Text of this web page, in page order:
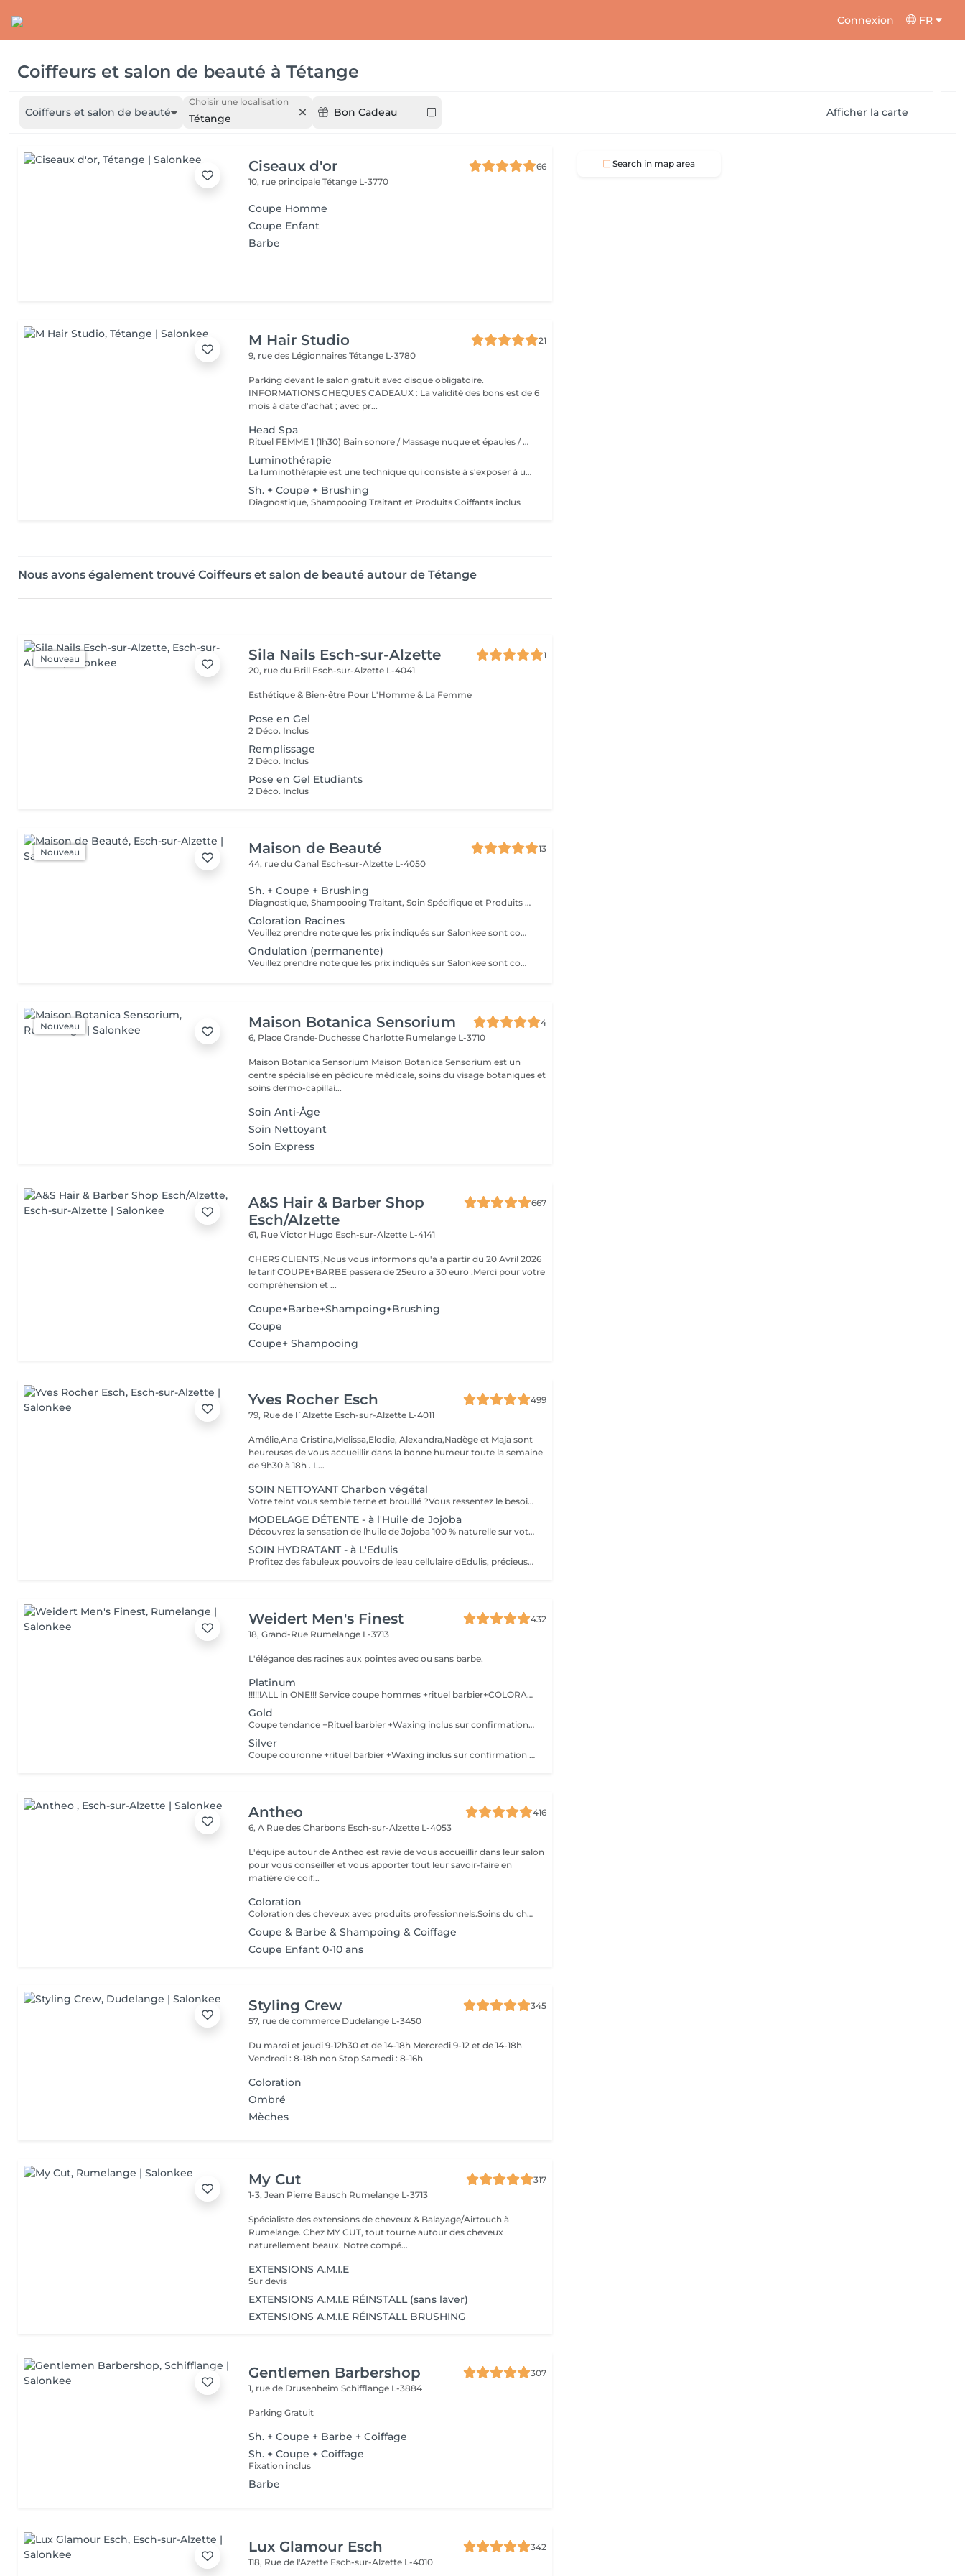
Connexion FR
Coiffeurs et salon de beauté à Tétange
Coiffeurs et salon de beauté
Choisir une localisation
Tétange Bon Cadeau Afficher la carte
Ciseaux d'or
66
10, rue principaleTétange L-3770
Coupe Homme
Coupe Enfant
Barbe
M Hair Studio
21
9, rue des LégionnairesTétange L-3780
Parking devant le salon gratuit avec disque obligatoire.
INFORMATIONS CHEQUES CADEAUX : La validité des bons est de 6
mois à date d'achat ; avec pr...
Head Spa
Rituel FEMME 1 (1h30) Bain sonore / Massage nuque et épaules / Massage cuir chevelu (avec outils) / Gommage cuir chevelu / Cascade d'eau / Shampooing / Soin / masque / Bain / vapeur / Séchage Rituel FEMME 2 (2h00) Bain sonore / Points de pression avec pochons (aux herbes aromatiques) / Soin visage (nettoyage, gommage, masque en tissu hydratant, crème de jour) / Massage buste et épaules / Massage visage / masque quartz rose / Massage cuir chevelu (avec outils) / Gommage cuir chevelu / Cascade d'eau / Shampooing / Soin / masque / Bain vapeur aromathérapie / Détente bras, mains / Luminothérapie* / Séchage Rituel HOMME (1h15) Bain sonore / Massage visage, nuque et épaules / Massage cuir chevelu (avec outils) / Gommage cuir chevelu / Cascade d'eau / Shampooing / Bain vapeur aromathérapie / Lotion tonique énergisante / Séchage
Luminothérapie
La luminothérapie est une technique qui consiste à s'exposer à une lumière artificielle dont les qualités seraient aussi proches que possible de celles du soleil. Les bienfaits La luminothérapie capillaire traite les troubles liés aux dérèglements de l'horloge biologique, comme la dépression saisonnière. Elle stimule la croissance des cheveux, freine leur chute et améliore la circulation sanguine, favorisant ainsi leur repousse et leur densité.
Sh. + Coupe + Brushing
Diagnostique, Shampooing Traitant et Produits Coiffants inclus
Nous avons également trouvé Coiffeurs et salon de beauté autour de Tétange
Nouveau Sila Nails Esch-sur-Alzette
1
20, rue du Brill Esch-sur-Alzette L-4041
Esthétique & Bien-être Pour L'Homme & La Femme
Pose en Gel
2 Déco. Inclus
Remplissage
2 Déco. Inclus
Pose en Gel Etudiants
2 Déco. Inclus
Nouveau Maison de Beauté
13
44, rue du Canal Esch-sur-Alzette L-4050
Sh. + Coupe + Brushing
Diagnostique, Shampooing Traitant, Soin Spécifique et Produits Coiffants inclus
Coloration Racines
Veuillez prendre note que les prix indiqués sur Salonkee sont communiqués à titre informatif et s'entendent de base. Ces derniers sont susceptibles de varier selon le diagnostic réalisé à votre arrivée au salon et l'expertise du professionnel à qui vous confiez votre beauté. Dans tous les cas, un devis précis vous sera proposé et toutes réalisations de prestations seront effectuées avec votre accord. Un grand merci d'avance pour votre compréhension. Au plaisir de vous recevoir très vite.
Ondulation (permanente)
Veuillez prendre note que les prix indiqués sur Salonkee sont communiqués à titre informatif et s'entendent de base. Ces derniers sont susceptibles de varier selon le diagnostic réalisé à votre arrivée au salon et l'expertise du professionnel à qui vous confiez votre beauté. Dans tous les cas, un devis précis vous sera proposé et toutes réalisations de prestations seront effectuées avec votre accord. Un grand merci d'avance pour votre compréhension. Au plaisir de vous recevoir très vite.
Nouveau Maison Botanica Sensorium
4
6, Place Grande-Duchesse Charlotte Rumelange L-3710
Maison Botanica Sensorium Maison Botanica Sensorium est un
centre spécialisé en pédicure médicale, soins du visage botaniques et
soins dermo-capillai...
Soin Anti-Âge
Soin Nettoyant
Soin Express
A&S Hair & Barber Shop
Esch/Alzette
667
61, Rue Victor Hugo Esch-sur-Alzette L-4141
CHERS CLIENTS ,Nous vous informons qu'a a partir du 20 Avril 2026
le tarif COUPE+BARBE passera de 25euro a 30 euro .Merci pour votre
compréhension et ...
Coupe+Barbe+Shampoing+Brushing
Coupe
Coupe+ Shampooing
Yves Rocher Esch
499
79, Rue de l`Alzette Esch-sur-Alzette L-4011
Amélie,Ana Cristina,Melissa,Elodie, Alexandra,Nadège et Maja sont
heureuses de vous accueillir dans la bonne humeur toute la semaine
de 9h30 à 18h . L...
SOIN NETTOYANT Charbon végétal
Votre teint vous semble terne et brouillé ?Vous ressentez le besoin de nettoyer votre peau? Ce soin nettoyant s'adresse à vous. Il permettra de traiter votre peau sans la décaper. Purifié et détoxifié, votre visage retrouve un teint unifié,frais et lumineux. Une vraie bouffée d'oxygène pour votre peau!
MODELAGE DÉTENTE - à l'Huile de Jojoba
Découvrez la sensation de lhuile de Jojoba 100 % naturelle sur votre peau. Nourrie, votre peau retrouve tout son confort. Libéré de ses tensions grâce aux mains habiles de notre esthéticienne, votre visage est détendu. Bénéfices : Nourrie, votre peau retrouve tout son confort.
SOIN HYDRATANT - à L'Edulis
Profitez des fabuleux pouvoirs de leau cellulaire dEdulis, précieuse source dhydratation continue. Après la brumisation du Sérum concentré en eau cellulaire, le Masque Crème ressourçant se transforme en une texture soyeuse qui fond sur votre peau sous le délicat modelage de notre esthéticienne. Bénéfices : Gorgée deau, votre peau retrouve douceur, souplesse et éclat. Retrouvez le confort dune peau hydratée en continu.
Weidert Men's Finest
432
18, Grand-Rue Rumelange L-3713
L'élégance des racines aux pointes avec ou sans barbe.
Platinum
!!!!!!ALL in ONE!!! Service coupe hommes +rituel barbier+COLORATION de BARBE +Waxing inclus sur confirmation personnelle Shampoing &styling inclus
Gold
Coupe tendance +Rituel barbier +Waxing inclus sur confirmation personnelle Shampoing&styling inclus
Silver
Coupe couronne +rituel barbier +Waxing inclus sur confirmation personnelle
Antheo
416
6, A Rue des Charbons Esch-sur-Alzette L-4053
L'équipe autour de Antheo est ravie de vous accueillir dans leur salon
pour vous conseiller et vous apporter tout leur savoir-faire en
matière de coif...
Coloration
Coloration des cheveux avec produits professionnels.Soins du cheveux pre et post coloration.
Coupe & Barbe & Shampoing & Coiffage
Coupe Enfant 0-10 ans
Styling Crew
345
57, rue de commerce Dudelange L-3450
Du mardi et jeudi 9-12h30 et de 14-18h Mercredi 9-12 et de 14-18h
Vendredi : 8-18h non Stop Samedi : 8-16h
Coloration
Ombré
Mèches
My Cut
317
1-3, Jean Pierre Bausch Rumelange L-3713
Spécialiste des extensions de cheveux & Balayage/Airtouch à
Rumelange. Chez MY CUT, tout tourne autour des cheveux
naturellement beaux. Notre compé...
EXTENSIONS A.M.I.E
Sur devis
EXTENSIONS A.M.I.E RÉINSTALL (sans laver)
EXTENSIONS A.M.I.E RÉINSTALL BRUSHING
Gentlemen Barbershop
307
1, rue de DrusenheimSchifflange L-3884
Parking Gratuit
Sh. + Coupe + Barbe + Coiffage
Sh. + Coupe + Coiffage
Fixation inclus
Barbe
Lux Glamour Esch
342
118, Rue de l'Azette Esch-sur-Alzette L-4010
Search in map area